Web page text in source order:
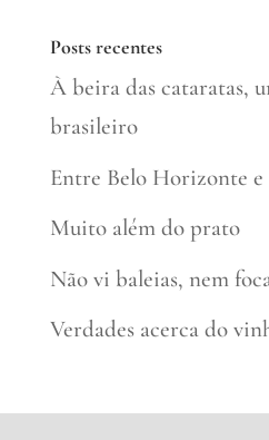
Posts recentes
À beira das cataratas,
brasileiro
Entre Belo Horizonte e
Muito além do prato
Não vi baleias, nem
Verdades acerca do